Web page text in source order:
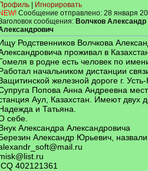
Профиль
Игнорировать
NEW! Сообщение отправлено: 28 января
сообщения: Волчков Александр
Родственников Волчкова
проживал в
в родне есть человек по
начальником дистанции
железной дороге г.
Попова Анна Андреевна
Аул, Казахстан. Имеют двух
и Татьяна.
себе.
Александра Александровича
Александр Юрьевич,
402121361